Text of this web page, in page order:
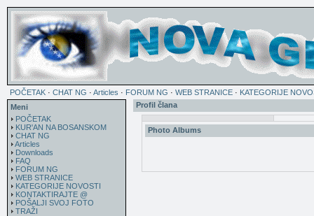
POČETAK · CHAT NG · Articles · FORUM NG · WEB STRANICE · KATEGORIJE
Meni
POČETAK
KUR'AN NA BOSANSKOM
CHAT NG
Articles
Downloads
FAQ
FORUM NG
WEB STRANICE
KATEGORIJE NOVOSTI
KONTAKTIRAJTE @
POŠALJI SVOJ FOTO
TRAŽI
Profil člana
Photo Albums